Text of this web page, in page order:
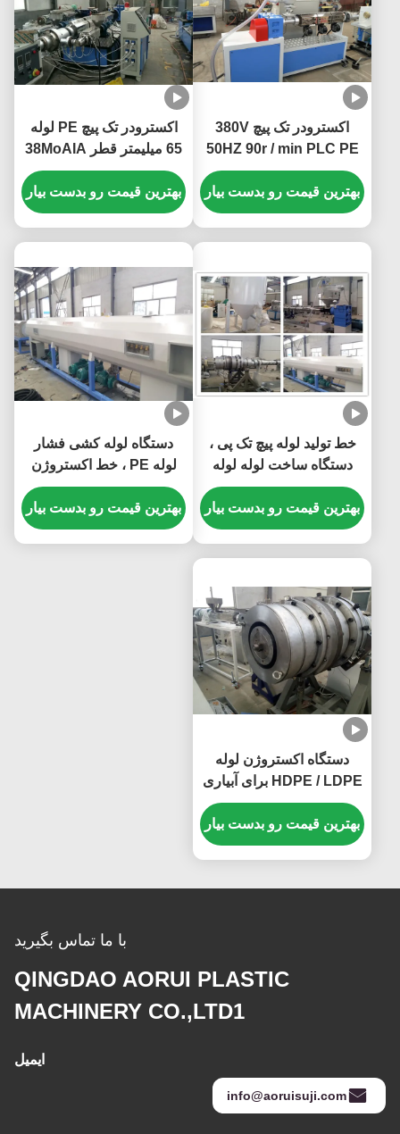
اکسترودر تک پیچ 380V
50HZ 90r / min PLC PE
بهترین قیمت رو بدست بیار
اکسترودر تک پیچ PE لوله
65 میلیمتر قطر 38MoAIA
بهترین قیمت رو بدست بیار
خط تولید لوله پیچ تک پی ،
دستگاه ساخت لوله لوله
سرد و داغ
بهترین قیمت رو بدست بیار
دستگاه لوله کشی فشار
لوله PE ، خط اکستروژن
لوله بزرگتر قطر PE
بهترین قیمت رو بدست بیار
دستگاه اکستروژن لوله
HDPE / LDPE برای آبیاری
، 2-3 اکسترودر لوله
اکسترودر
بهترین قیمت رو بدست بیار
با ما تماس بگیرید
QINGDAO AORUI PLASTIC
MACHINERY CO.,LTD1
ایمیل
info@aoruisuji.com